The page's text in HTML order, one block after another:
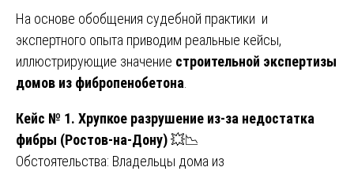
На основе обобщения судебной практики и
экспертного опыта приводим реальные кейсы,
иллюстрирующие значение строительной экспертизы
домов из фибропенобетона.
Кейс № 1. Хрупкое разрушение из-за недостатка
фибры (Ростов-на-Дону)💥📉
Обстоятельства: Владельцы дома из